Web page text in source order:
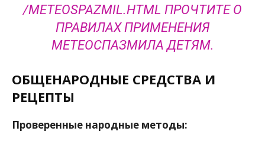
/METEOSPAZMIL.HTML ПРОЧТИТЕ О
ПРАВИЛАХ ПРИМЕНЕНИЯ
МЕТЕОСПАЗМИЛА ДЕТЯМ.
ОБЩЕНАРОДНЫЕ СРЕДСТВА И
РЕЦЕПТЫ
Проверенные народные методы: